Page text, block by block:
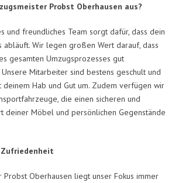
Probst Oberhausen aus?
und freundliches Team sorgt dafür, dass dein
abläuft. Wir legen großen Wert darauf, dass
gesamten Umzugsprozesses gut
Mitarbeiter sind bestens geschult und
deinem Hab und Gut um. Zudem verfügen wir
die einen sicheren und
deiner Möbel und persönlichen Gegenstände
Zufriedenheit
Probst Oberhausen liegt unser Fokus immer